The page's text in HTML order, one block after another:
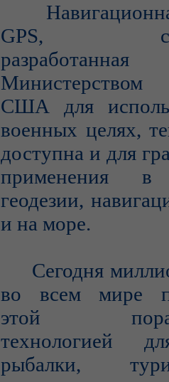
GPS,
разработанная
США для
военных целях,
доступна и для
применения в
геодезии,
и на море.
Сегодня
во всем мире
этой
технологией
рыбалки,